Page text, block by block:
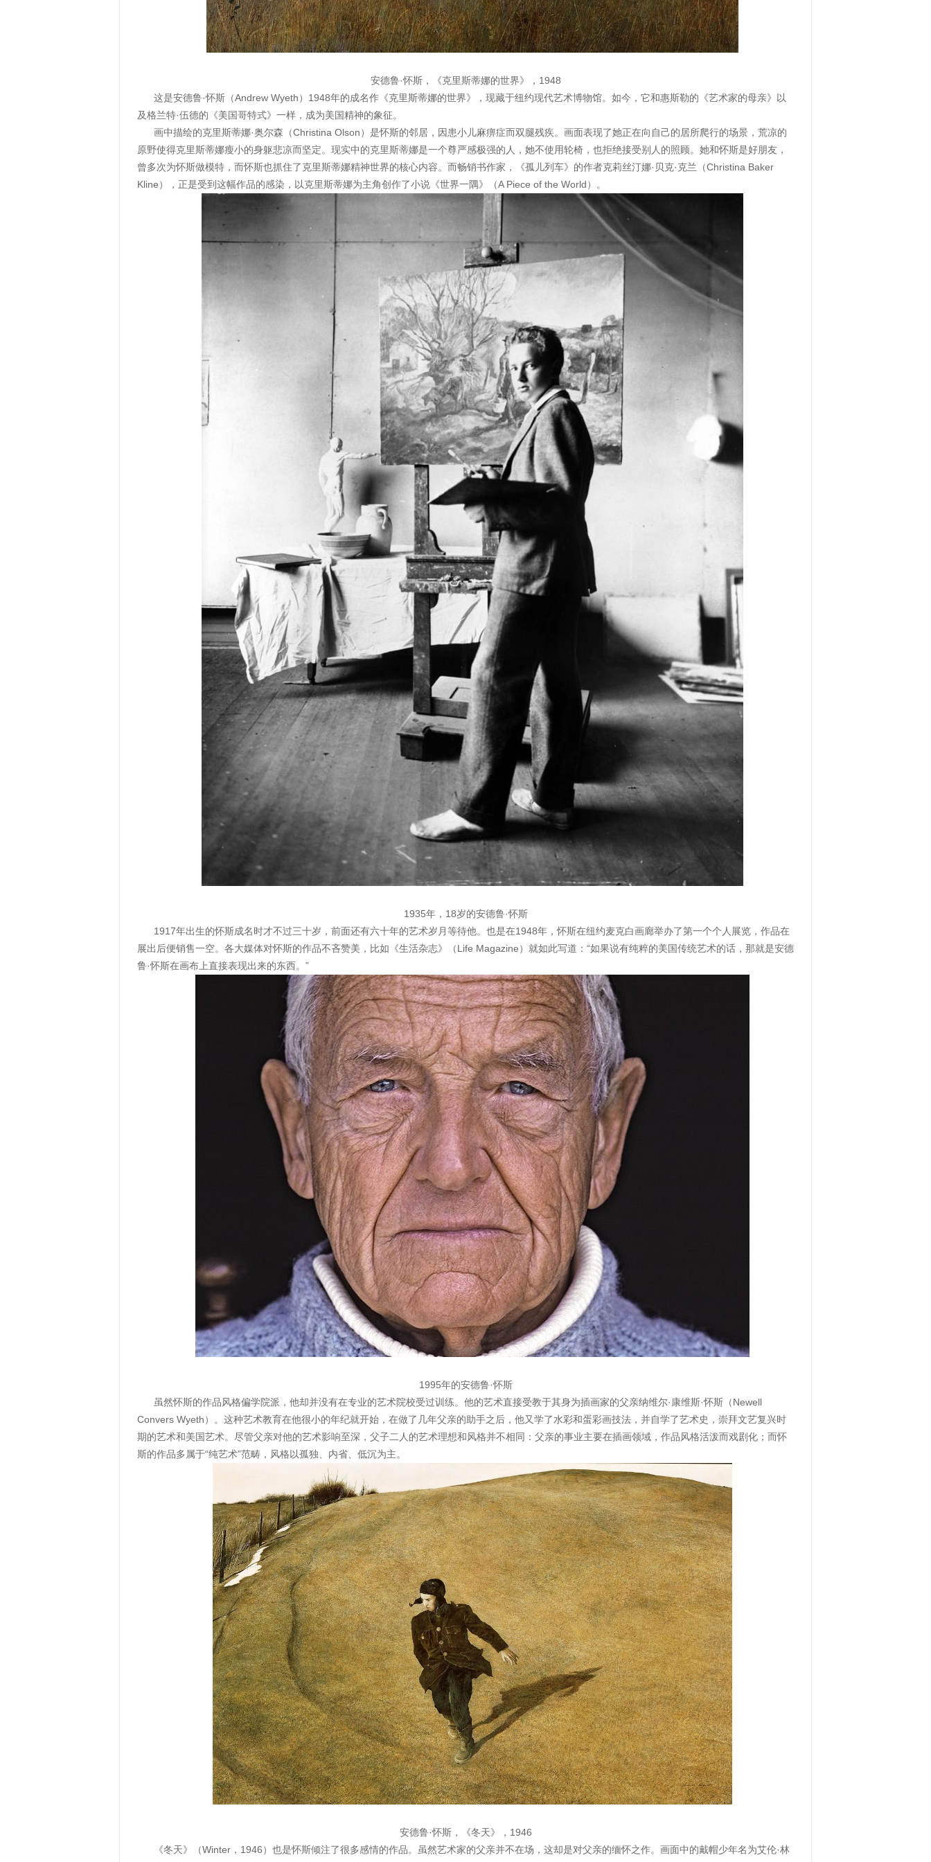
安德鲁·怀斯，《克里斯蒂娜的世界》，1948
这是安德鲁·怀斯（Andrew Wyeth）1948年的成名作《克里斯蒂娜的世界》，现藏于纽约现代艺术博物馆。如今，它和惠斯勒的《艺术家的母亲》以
及格兰特·伍德的《美国哥特式》一样，成为美国精神的象征。
画中描绘的克里斯蒂娜·奥尔森（Christina Olson）是怀斯的邻居，因患小儿麻痹症而双腿残疾。画面表现了她正在向自己的居所爬行的场景，荒凉的
原野使得克里斯蒂娜瘦小的身躯悲凉而坚定。现实中的克里斯蒂娜是一个尊严感极强的人，她不使用轮椅，也拒绝接受别人的照顾。她和怀斯是好朋友，
曾多次为怀斯做模特，而怀斯也抓住了克里斯蒂娜精神世界的核心内容。而畅销书作家，《孤儿列车》的作者克莉丝汀娜·贝克·克兰（Christina Baker
Kline），正是受到这幅作品的感染，以克里斯蒂娜为主角创作了小说《世界一隅》（A Piece of the World）。
1935年，18岁的安德鲁·怀斯
1917年出生的怀斯成名时才不过三十岁，前面还有六十年的艺术岁月等待他。也是在1948年，怀斯在纽约麦克白画廊举办了第一个个人展览，作品在
展出后便销售一空。各大媒体对怀斯的作品不吝赞美，比如《生活杂志》（Life Magazine）就如此写道：“如果说有纯粹的美国传统艺术的话，那就是安德
鲁·怀斯在画布上直接表现出来的东西。”
1995年的安德鲁·怀斯
虽然怀斯的作品风格偏学院派，他却并没有在专业的艺术院校受过训练。他的艺术直接受教于其身为插画家的父亲纳维尔·康维斯·怀斯（Newell
Convers Wyeth）。这种艺术教育在他很小的年纪就开始，在做了几年父亲的助手之后，他又学了水彩和蛋彩画技法，并自学了艺术史，崇拜文艺复兴时
期的艺术和美国艺术。尽管父亲对他的艺术影响至深，父子二人的艺术理想和风格并不相同：父亲的事业主要在插画领域，作品风格活泼而戏剧化；而怀
斯的作品多属于“纯艺术”范畴，风格以孤独、内省、低沉为主。
安德鲁·怀斯，《冬天》，1946
《冬天》（Winter，1946）也是怀斯倾注了很多感情的作品。虽然艺术家的父亲并不在场，这却是对父亲的缅怀之作。画面中的戴帽少年名为艾伦·林